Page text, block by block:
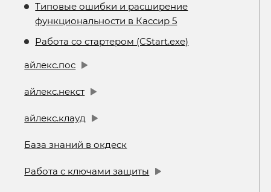
Типовые ошибки и расширение
функциональности в Кассир 5
Работа со стартером (CStart.exe)
айлекс.пос
айлекс.некст
айлекс.клауд
База знаний в окдеск
Работа с ключами защиты